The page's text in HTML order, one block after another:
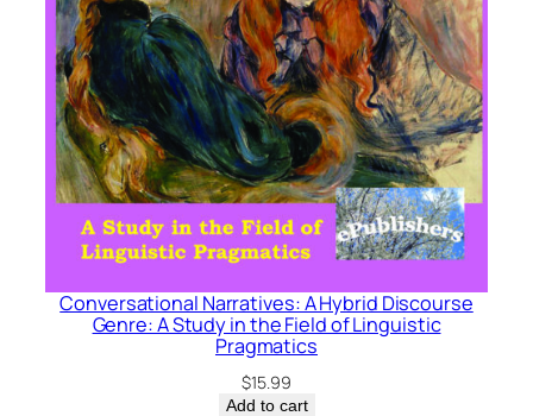
Conversational Narratives: A Hybrid Discourse
Genre: A Study in the Field of Linguistic
Pragmatics
$15.99
Add to cart